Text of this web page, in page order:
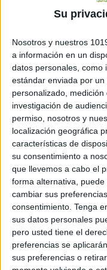
Su
Nosotros y nuestros
a información en un
datos personales, como
estándar enviada por
personalizado, medición
investigación de
permiso, nosotros y
localización geográfica
características de
su consentimiento a
que llevemos a cabo el
forma alternativa,
cambiar sus
consentimiento. Tenga
sus datos personales
pero usted tiene el
preferencias se
sus preferencias o
riman y es
pretendemos
os comparto.
He tenido la
ayuda de Paz
audición y
compañera y
mi hijo.